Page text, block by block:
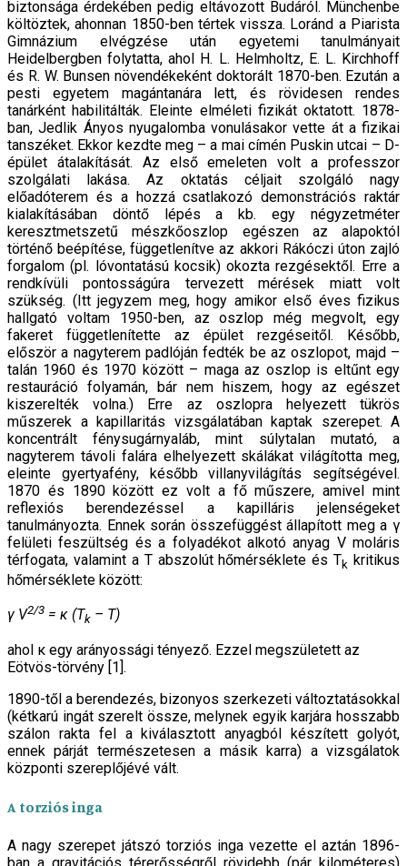
biztonsága érdekében pedig eltávozott Budáról. Münchenbe
költöztek, ahonnan 1850-ben tértek vissza. Loránd a Piarista
Gimnázium elvégzése után egyetemi tanulmányait
Heidelbergben folytatta, ahol H. L. Helmholtz, E. L. Kirchhoff
és R. W. Bunsen növendékeként doktorált 1870-ben. Ezután a
pesti egyetem magántanára lett, és rövidesen rendes
tanárként habilitálták. Eleinte elméleti fizikát oktatott. 1878-
ban, Jedlik Ányos nyugalomba vonulásakor vette át a fizikai
tanszéket. Ekkor kezdte meg – a mai címén Puskin utcai – D-
épület átalakítását. Az első emeleten volt a professzor
szolgálati lakása. Az oktatás céljait szolgáló nagy
előadóterem és a hozzá csatlakozó demonstrációs raktár
kialakításában döntő lépés a kb. egy négyzetméter
keresztmetszetű mészkőoszlop egészen az alapoktól
történő beépítése, függetlenítve az akkori Rákóczi úton zajló
forgalom (pl. lóvontatású kocsik) okozta rezgésektől. Erre a
rendkívüli pontosságúra tervezett mérések miatt volt
szükség. (Itt jegyzem meg, hogy amikor első éves fizikus
hallgató voltam 1950-ben, az oszlop még megvolt, egy
fakeret függetlenítette az épület rezgéseitől. Később,
először a nagyterem padlóján fedték be az oszlopot, majd –
talán 1960 és 1970 között – maga az oszlop is eltűnt egy
restauráció folyamán, bár nem hiszem, hogy az egészet
kiszerelték volna.) Erre az oszlopra helyezett tükrös
műszerek a kapillaritás vizsgálatában kaptak szerepet. A
koncentrált fénysugárnyaláb, mint súlytalan mutató, a
nagyterem távoli falára elhelyezett skálákat világította meg,
eleinte gyertyafény, később villanyvilágítás segítségével.
1870 és 1890 között ez volt a fő műszere, amivel mint
reflexiós berendezéssel a kapilláris jelenségeket
tanulmányozta. Ennek során összefüggést állapított meg a γ
felületi feszültség és a folyadékot alkotó anyag V moláris
térfogata, valamint a T abszolút hőmérséklete és Tk kritikus
hőmérséklete között:
γ V2/3 = κ (Tk – T)
ahol κ egy arányossági tényező. Ezzel megszületett az
Eötvös-törvény [1].
1890-től a berendezés, bizonyos szerkezeti változtatásokkal
(kétkarú ingát szerelt össze, melynek egyik karjára hosszabb
szálon rakta fel a kiválasztott anyagból készített golyót,
ennek párját természetesen a másik karra) a vizsgálatok
központi szereplőjévé vált.
A torziós inga
A nagy szerepet játszó torziós inga vezette el aztán 1896-